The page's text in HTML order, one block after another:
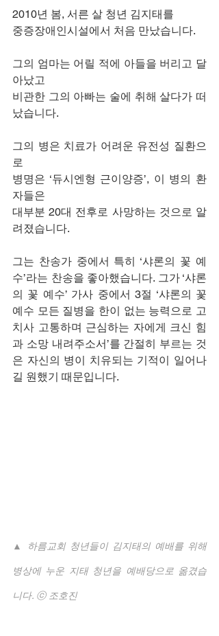
2010년 봄, 서른 살 청년 김지태를
중증장애인시설에서 처음 만났습니다.
그의 엄마는 어릴 적에 아들을 버리고 달
아났고
비관한 그의 아빠는 술에 취해 살다가 떠
났습니다.
그의 병은 치료가 어려운 유전성 질환으
로
병명은 ‘듀시엔형 근이양증’, 이 병의 환
자들은
대부분 20대 전후로 사망하는 것으로 알
려졌습니다.
그는 찬송가 중에서 특히 ‘샤론의 꽃 예
수’라는 찬송을 좋아했습니다. 그가 ‘샤론
의 꽃 예수’ 가사 중에서 3절 ‘샤론의 꽃
예수 모든 질병을 한이 없는 능력으로 고
치사 고통하며 근심하는 자에게 크신 힘
과 소망 내려주소서’를 간절히 부르는 것
은 자신의 병이 치유되는 기적이 일어나
길 원했기 때문입니다.
▲ 하름교회 청년들이 김지태의 예배를 위해
병상에 누운 지태 청년을 예배당으로 옮겼습
니다. ⓒ 조호진